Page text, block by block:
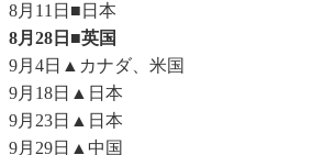
8月11日■日本
8月28日■英国
9月4日▲カナダ、米国
9月18日▲日本
9月23日▲日本
9月29日▲中国